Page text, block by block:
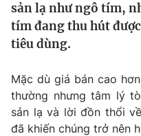
Thế giới
Tin tức
Thế giới đó đây
Câu chuyện quốc tế
Tài chính
Thị trường
Dữ liệu và đời sống
sản lạ như ngô tím,
tím đang thu hút
tiêu dùng.
Mặc dù giá bán cao
thường nhưng tâm lý
sản lạ và lời đồn thổi
đã khiến chúng trở nên